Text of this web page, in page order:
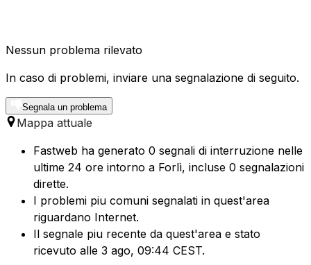
Nessun problema rilevato
In caso di problemi, inviare una segnalazione di seguito.
Segnala un problema
Mappa attuale
Fastweb ha generato 0 segnali di interruzione nelle
ultime 24 ore intorno a Forlì, incluse 0 segnalazioni
dirette.
I problemi piu comuni segnalati in quest'area
riguardano Internet.
Il segnale piu recente da quest'area e stato
ricevuto alle 3 ago, 09:44 CEST.